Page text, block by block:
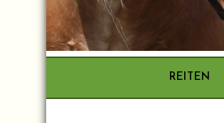
REITEN